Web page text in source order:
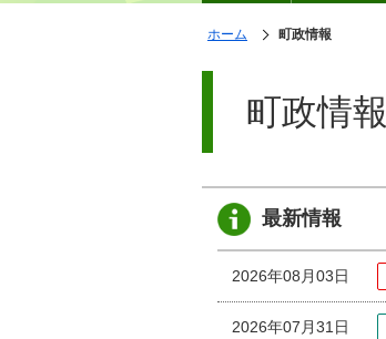
表
ペ
ホーム
の
町政情報
文
す。
町政情報
最新情報
2026年08月03日
2026年07月31日